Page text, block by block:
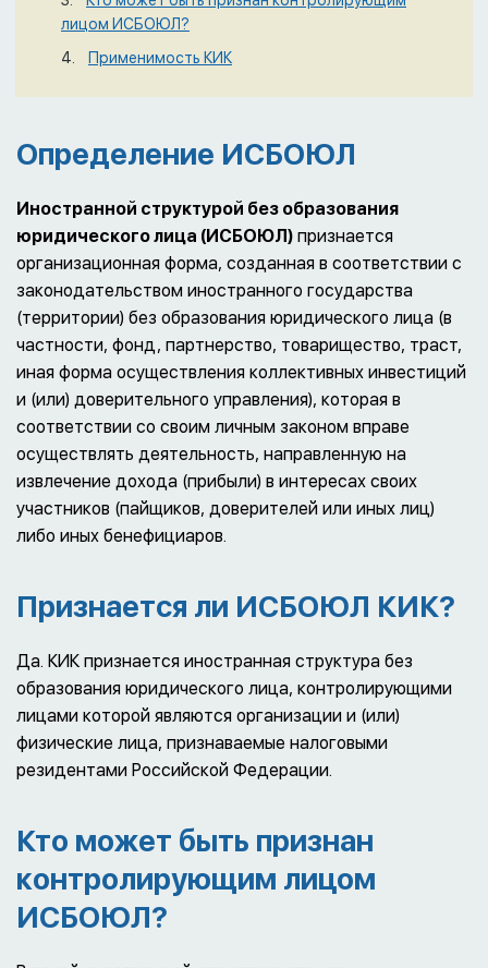
лицом ИСБОЮЛ?
Применимость КИК
Определение ИСБОЮЛ
Иностранной структурой без образования
юридического лица (ИСБОЮЛ) признается
организационная форма, созданная в соответствии с
законодательством иностранного государства
(территории) без образования юридического лица (в
частности, фонд, партнерство, товарищество, траст,
иная форма осуществления коллективных инвестиций
и (или) доверительного управления), которая в
соответствии со своим личным законом вправе
осуществлять деятельность, направленную на
извлечение дохода (прибыли) в интересах своих
участников (пайщиков, доверителей или иных лиц)
либо иных бенефициаров.
Признается ли ИСБОЮЛ КИК?
Да. КИК признается иностранная структура без
образования юридического лица, контролирующими
лицами которой являются организации и (или)
физические лица, признаваемые налоговыми
резидентами Российской Федерации.
Кто может быть признан
контролирующим лицом
ИСБОЮЛ?